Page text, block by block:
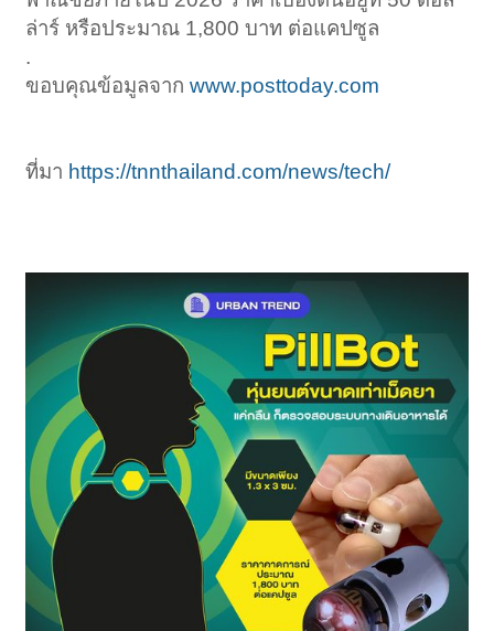
ล่าร์ หรือประมาณ 1,800 บาท ต่อแคปซูล
.
ขอบคุณข้อมูลจากwww.posttoday.com
ที่มา https://tnnthailand.com/news/tech/